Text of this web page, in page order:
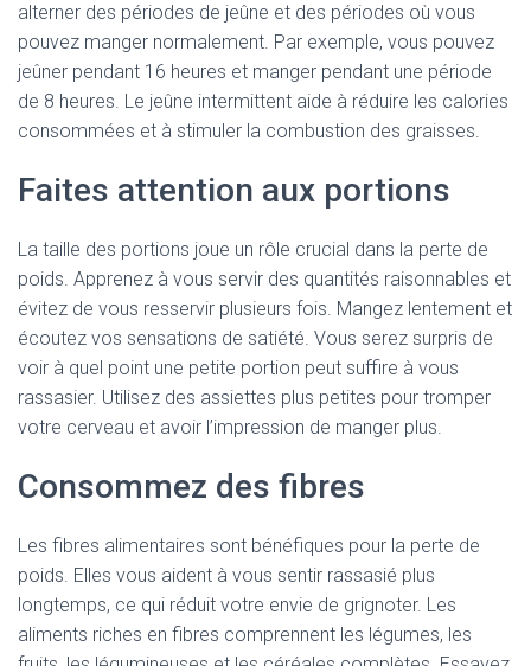
alterner des périodes de jeûne et des périodes où vous
pouvez manger normalement. Par exemple, vous pouvez
jeûner pendant 16 heures et manger pendant une période
de 8 heures. Le jeûne intermittent aide à réduire les calories
consommées et à stimuler la combustion des graisses.
Faites attention aux portions
La taille des portions joue un rôle crucial dans la perte de
poids. Apprenez à vous servir des quantités raisonnables et
évitez de vous resservir plusieurs fois. Mangez lentement et
écoutez vos sensations de satiété. Vous serez surpris de
voir à quel point une petite portion peut suffire à vous
rassasier. Utilisez des assiettes plus petites pour tromper
votre cerveau et avoir l’impression de manger plus.
Consommez des fibres
Les fibres alimentaires sont bénéfiques pour la perte de
poids. Elles vous aident à vous sentir rassasié plus
longtemps, ce qui réduit votre envie de grignoter. Les
aliments riches en fibres comprennent les légumes, les